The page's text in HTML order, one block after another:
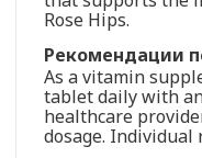
Rose Hips.
Рекомендации
As a vitamin
tablet daily with
healthcare
dosage. Individual